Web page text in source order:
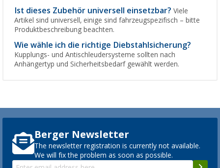
Ist dieses Zubehör universell einsetzbar? Viele
Artikel sind universell, einige sind fahrzeugspezifisch – bitte
Produktbeschreibung beachten.
Wie wähle ich die richtige Diebstahlsicherung?
Kupplungs- und Antischleudersysteme sollten nach
Anhängertyp und Sicherheitsbedarf gewählt werden.
Berger Newsletter
The newsletter registration is currently not available.
We will fix the problem as soon as possible.